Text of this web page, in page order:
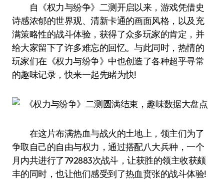
自《权力与纷争》二测开启以来，游戏凭借史
诗感浓郁的世界观、清新卡通的画面风格，以及充
满策略性的战斗体验，获得了众多玩家的肯定，并
给大家留下了许多难忘的回忆。与此同时，热情的
玩家们在《权力与纷争》中也创造了各种超乎寻常
的趣味记录，快来一起先睹为快!
在这片布满热血与战火的土地上，领主们为了
争取自己的自由与权力，通过搭配八大兵种，一个
月内共进行了792883次战斗，让获胜的领主收获颇
丰的同时，也让他们感受到了热血贲张的战斗体验!